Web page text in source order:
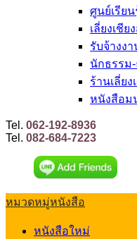
ศูนย์เรีย
เลี่ยงเชี
รับจ้างง
นักธรรม
ร้านเลี่ยง
หนังสือม
Tel. 062-192-8936
Tel. 082-684-7223
หมวดหมู่หนังสือ
หนังสือใหม่